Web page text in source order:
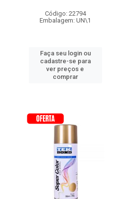
Código: 22794
Embalagem: UN\1
Faça seu login ou
cadastre-se para
ver preços e
comprar